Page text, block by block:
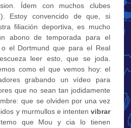
Ídem con muchos clubes
Estoy convencido de que, si
filiación deportiva, es mucho
abono de temporada para el
o el Dortmund que para el Real
leer esto, que se joda.
como el que vemos hoy: el
grabando un vídeo para
que no sean tan jodidamente
que se olviden por una vez
y murmullos e intenten vibrar
que Mou y cia lo tienen